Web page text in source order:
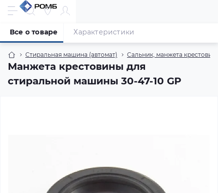
Стиральная машина (автомат) Сальник, манжета
Манжета крестовины для
стиральной машины 30-47-10 GP
Все о товаре Характеристики